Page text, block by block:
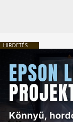
HIRDETÉS